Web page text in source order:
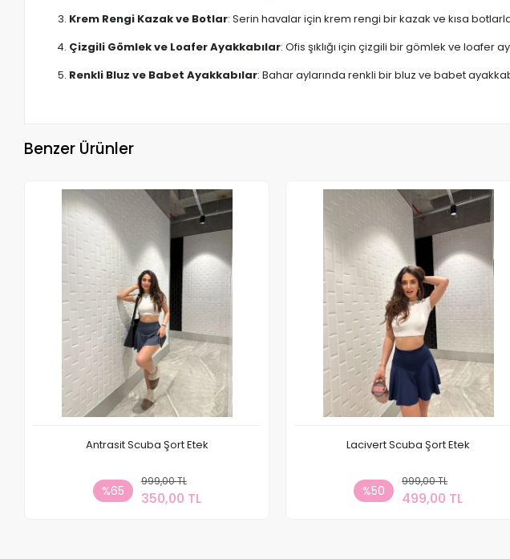
Krem Rengi Kazak ve Botlar: Serin havalar için krem rengi bir kazak ve kısa
Çizgili Gömlek ve Loafer Ayakkabılar: Ofis şıklığı için çizgili bir gömlek ve
Renkli Bluz ve Babet Ayakkabılar: Bahar aylarında renkli bir bluz ve babet
Benzer Ürünler
Antrasit Scuba Şort Etek
%65
999,00 TL
350,00 TL
Sepete Ekle
Lacivert Scuba Şort Etek
%50
999,00 TL
499,00 TL
Sepete Ekle